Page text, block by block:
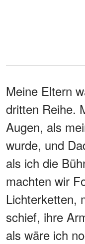
Meine Eltern
dritten Reihe.
Augen, als
wurde, und
als ich die
machten wir
Lichterketten,
schief, ihre
als wäre ich